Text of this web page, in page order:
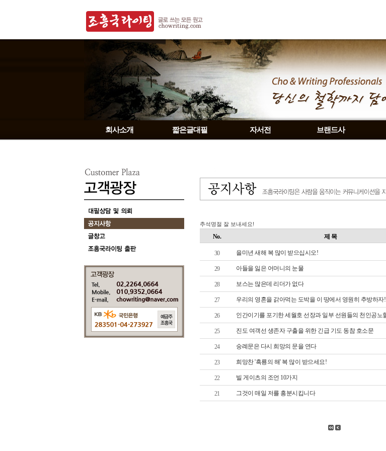
회사소개 짧은글대필 자서전 브랜드사
추석명절 잘 보내세요!
No. 제 목
30 을미년 새해 복 많이 받으십시오!
29 아들을 잃은 어머니의 눈물
28 보스는 많은데 리더가 없다
27 우리의 영혼을 갉아먹는 도박을 이 땅에서 영원히 추방하자!
26
25 진도 여객선 생존자 구출을 위한 긴급 기도 동참 호소문
24 숭례문은 다시 희망의 문을 연다
23 희망찬 '흑룡의 해' 복 많이 받으세요!
22 빌 게이츠의 조언 10가지
21 그것이 매일 저를 흥분시킵니다